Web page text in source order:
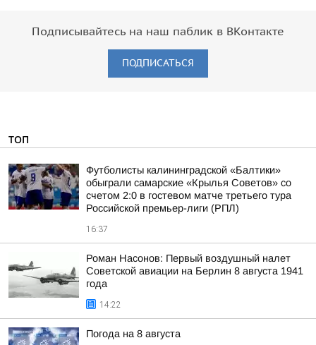
Подписывайтесь на наш паблик в ВКонтакте
ПОДПИСАТЬСЯ
ТОП
Футболисты калининградской «Балтики»
обыграли самарские «Крылья Советов» со
счетом 2:0 в гостевом матче третьего тура
Российской премьер-лиги (РПЛ)
16:37
Роман Насонов: Первый воздушный налет
Советской авиации на Берлин 8 августа 1941
года
14:22
Погода на 8 августа